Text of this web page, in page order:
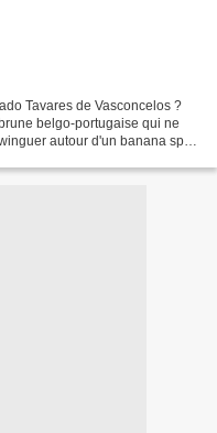
Tavares de Vasconcelos ?
belgo-portugaise qui ne
autour d'un banana split